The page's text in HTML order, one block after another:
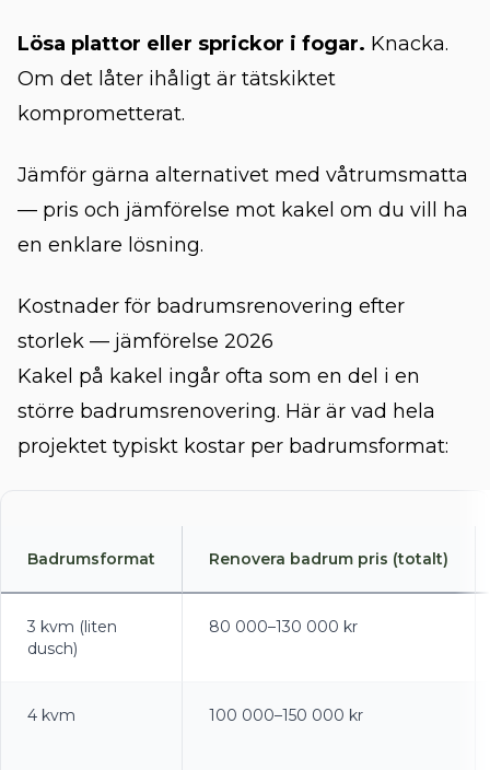
Lösa plattor eller sprickor i fogar. Knacka.
Om det låter ihåligt är tätskiktet
komprometterat.
Jämför gärna alternativet med våtrumsmatta
— pris och jämförelse mot kakel om du vill ha
en enklare lösning.
Kostnader för badrumsrenovering efter
storlek — jämförelse 2026
Kakel på kakel ingår ofta som en del i en
större badrumsrenovering. Här är vad hela
projektet typiskt kostar per badrumsformat:
Badrumsformat Renovera badrum pris (totalt)
3 kvm (liten
dusch)
80 000–130 000 kr
4 kvm 100 000–150 000 kr